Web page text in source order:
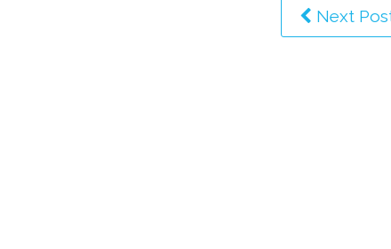
Next